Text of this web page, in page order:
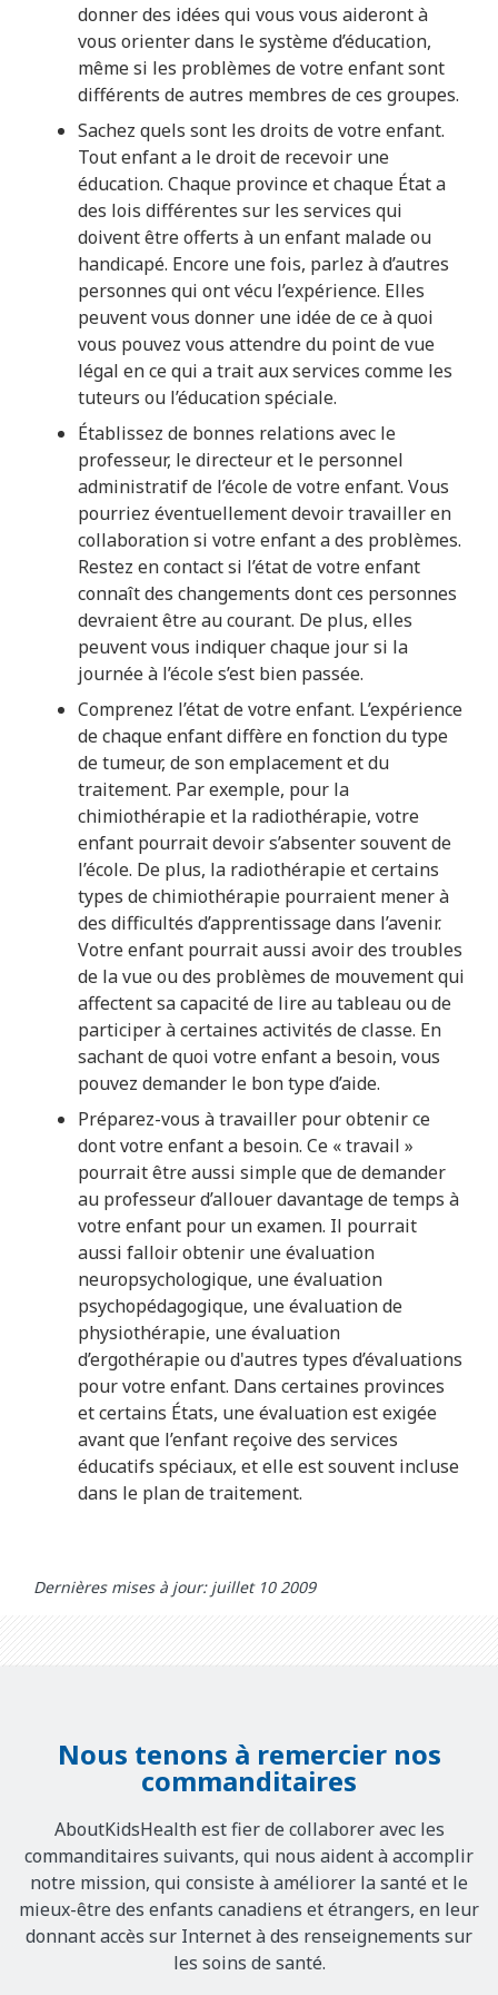
donner des idées qui vous vous aideront à
vous orienter dans le système d’éducation,
même si les problèmes de votre enfant sont
différents de autres membres de ces groupes.
Sachez quels sont les droits de votre enfant.
Tout enfant a le droit de recevoir une
éducation. Chaque province et chaque État a
des lois différentes sur les services qui
doivent être offerts à un enfant malade ou
handicapé. Encore une fois, parlez à d’autres
personnes qui ont vécu l’expérience. Elles
peuvent vous donner une idée de ce à quoi
vous pouvez vous attendre du point de vue
légal en ce qui a trait aux services comme les
tuteurs ou l’éducation spéciale.
Établissez de bonnes relations avec le
professeur, le directeur et le personnel
administratif de l’école de votre enfant. Vous
pourriez éventuellement devoir travailler en
collaboration si votre enfant a des problèmes.
Restez en contact si l’état de votre enfant
connaît des changements dont ces personnes
devraient être au courant. De plus, elles
peuvent vous indiquer chaque jour si la
journée à l’école s’est bien passée.
Comprenez l’état de votre enfant. L’expérience
de chaque enfant diffère en fonction du type
de tumeur, de son emplacement et du
traitement. Par exemple, pour la
chimiothérapie et la radiothérapie, votre
enfant pourrait devoir s’absenter souvent de
l’école. De plus, la radiothérapie et certains
types de chimiothérapie pourraient mener à
des difficultés d’apprentissage dans l’avenir.
Votre enfant pourrait aussi avoir des troubles
de la vue ou des problèmes de mouvement qui
affectent sa capacité de lire au tableau ou de
participer à certaines activités de classe. En
sachant de quoi votre enfant a besoin, vous
pouvez demander le bon type d’aide.
Préparez-vous à travailler pour obtenir ce
dont votre enfant a besoin. Ce « travail »
pourrait être aussi simple que de demander
au professeur d’allouer davantage de temps à
votre enfant pour un examen. Il pourrait
aussi falloir obtenir une évaluation
neuropsychologique, une évaluation
psychopédagogique, une évaluation de
physiothérapie, une évaluation
d’ergothérapie ou d'autres types d’évaluations
pour votre enfant. Dans certaines provinces
et certains États, une évaluation est exigée
avant que l’enfant reçoive des services
éducatifs spéciaux, et elle est souvent incluse
dans le plan de traitement.
Dernières mises à jour: juillet 10 2009
Nous tenons à remercier nos
commanditaires
AboutKidsHealth est fier de collaborer avec les
commanditaires suivants, qui nous aident à accomplir
notre mission, qui consiste à améliorer la santé et le
mieux-être des enfants canadiens et étrangers, en leur
donnant accès sur Internet à des renseignements sur
les soins de santé.